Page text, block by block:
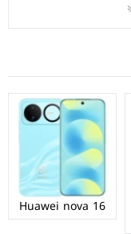
Huawei nova 16